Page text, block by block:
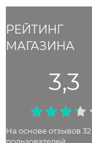
РЕЙТИНГ
МАГАЗИНА
3,3
На основе отзывов 32